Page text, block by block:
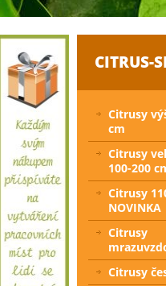
CITRUS-
Citrusy
cm
Citrusy
100-200
Citrusy
NOVINKA
Citrusy
Citrusy